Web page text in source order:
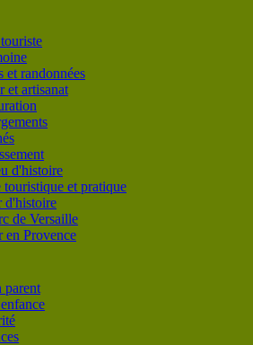
et randonnées
et artisanat
d'histoire
touristique et pratique
d'histoire
de Versaille
en Provence
parent